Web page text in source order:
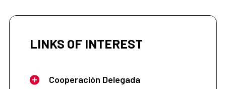
LINKS OF INTEREST
Cooperación Delegada